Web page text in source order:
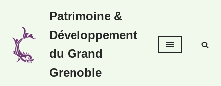
au
contenu
Patrimoine &
Développement
du Grand
Grenoble